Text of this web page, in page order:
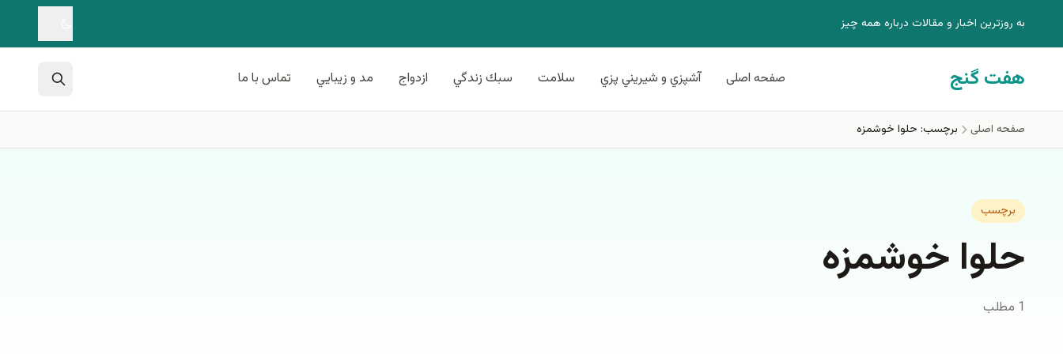
به روزترين اخبار و مقالات درباره همه چيز
هفت گنج صفحه اصلی آشپزي و شيريني پزي سلامت سبك زندگي ازدواج مد و زيبايي تماس با ما
صفحه اصلی برچسب: حلوا خوشمزه
برچسب
حلوا خوشمزه
1 مطلب